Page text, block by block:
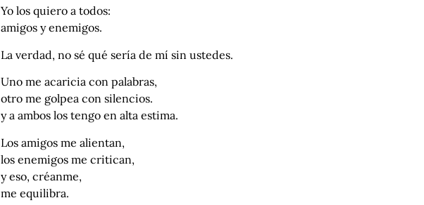
Yo los quiero a todos:
amigos y enemigos.
La verdad, no sé qué sería de mí sin ustedes.
Uno me acaricia con palabras,
otro me golpea con silencios.
y a ambos los tengo en alta estima.
Los amigos me alientan,
los enemigos me critican,
y eso, créanme,
me equilibra.